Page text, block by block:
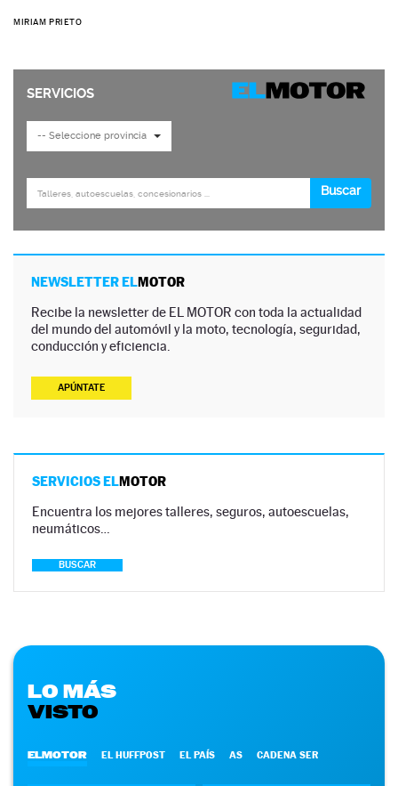
MIRIAM PRIETO
NEWSLETTER ELMOTOR
Recibe la newsletter de EL MOTOR con toda la actualidad
del mundo del automóvil y la moto, tecnología, seguridad,
conducción y eficiencia.
APÚNTATE
SERVICIOS ELMOTOR
Encuentra los mejores talleres, seguros, autoescuelas,
neumáticos…
BUSCAR
LO MÁS
VISTO
ELMOTOR EL HUFFPOST EL PAÍS AS CADENA SER